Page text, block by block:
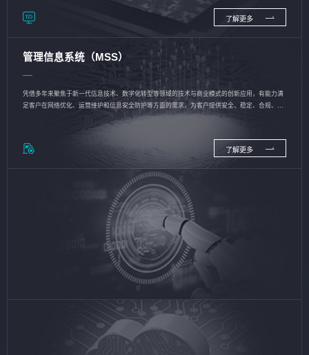
了解更多
管理信息系统（MSS）
凭借多年来聚焦于新一代信息技术、数字化转型等领域的技术与商业模式的创新应用，有能力满
足客户在网络优化、运营维护和信息安全防护等方面的需求，为客户提供安全、稳定、合规、持
了解更多